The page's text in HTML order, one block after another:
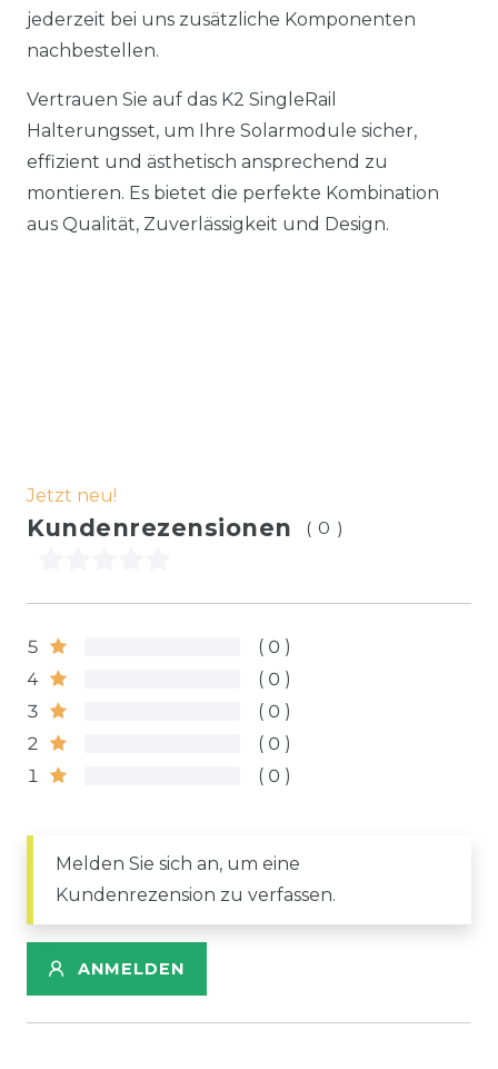
jederzeit bei uns zusätzliche Komponenten
nachbestellen.
Vertrauen Sie auf das K2 SingleRail
Halterungsset, um Ihre Solarmodule sicher,
effizient und ästhetisch ansprechend zu
montieren. Es bietet die perfekte Kombination
aus Qualität, Zuverlässigkeit und Design.
Jetzt neu!
Kundenrezensionen (0)
5
0
4
0
3
0
2
0
1
0
Melden Sie sich an, um eine
Kundenrezension zu verfassen.
ANMELDEN